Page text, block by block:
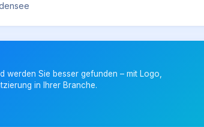
werden Sie besser gefunden – mit Logo,
in Ihrer Branche.